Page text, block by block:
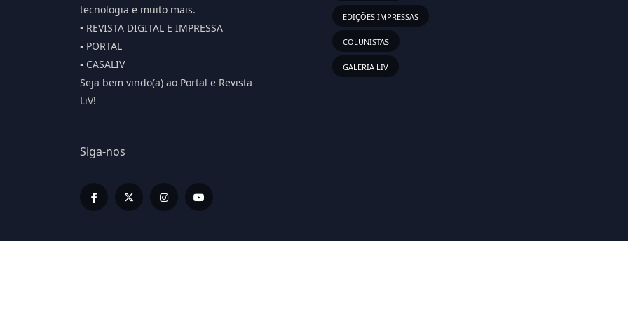
tecnologia e muito mais.
▪️ REVISTA DIGITAL E IMPRESSA
▪️ PORTAL
▪️ CASALIV
Seja bem vindo(a) ao Portal e Revista
LiV!
Siga-nos
EDIÇÕES IMPRESSAS
COLUNISTAS
GALERIA LIV